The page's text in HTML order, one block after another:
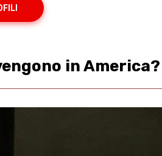
in America?